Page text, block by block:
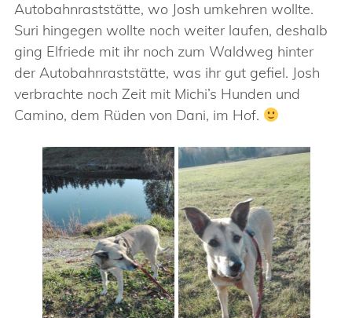
Autobahnraststätte, wo Josh umkehren wollte.
Suri hingegen wollte noch weiter laufen, deshalb
ging Elfriede mit ihr noch zum Waldweg hinter
der Autobahnraststätte, was ihr gut gefiel. Josh
verbrachte noch Zeit mit Michi’s Hunden und
Camino, dem Rüden von Dani, im Hof.